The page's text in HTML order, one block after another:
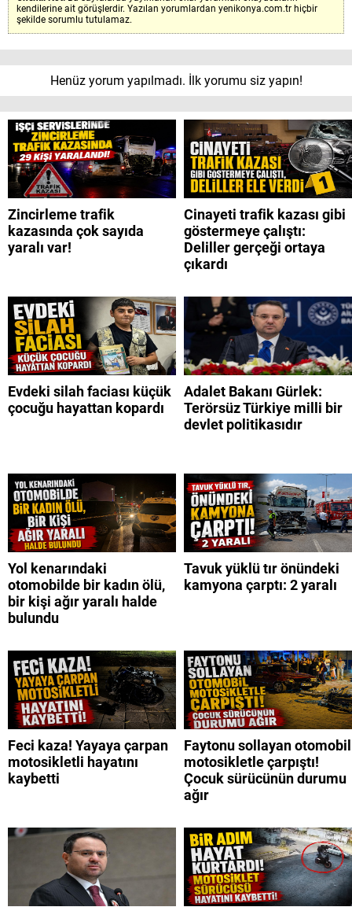
kendilerine ait görüşlerdir. Yazılan yorumlardan yenikonya.com.tr hiçbir
şekilde sorumlu tutulamaz.
Henüz yorum yapılmadı. İlk yorumu siz yapın!
Zincirleme trafik
kazasında çok sayıda
yaralı var!
Cinayeti trafik kazası gibi
göstermeye çalıştı:
Deliller gerçeği ortaya
çıkardı
Evdeki silah faciası küçük
çocuğu hayattan kopardı
Adalet Bakanı Gürlek:
Terörsüz Türkiye milli bir
devlet politikasıdır
Yol kenarındaki
otomobilde bir kadın ölü,
bir kişi ağır yaralı halde
bulundu
Tavuk yüklü tır önündeki
kamyona çarptı: 2 yaralı
Feci kaza! Yayaya çarpan
motosikletli hayatını
kaybetti
Faytonu sollayan otomobil
motosikletle çarpıştı!
Çocuk sürücünün durumu
ağır